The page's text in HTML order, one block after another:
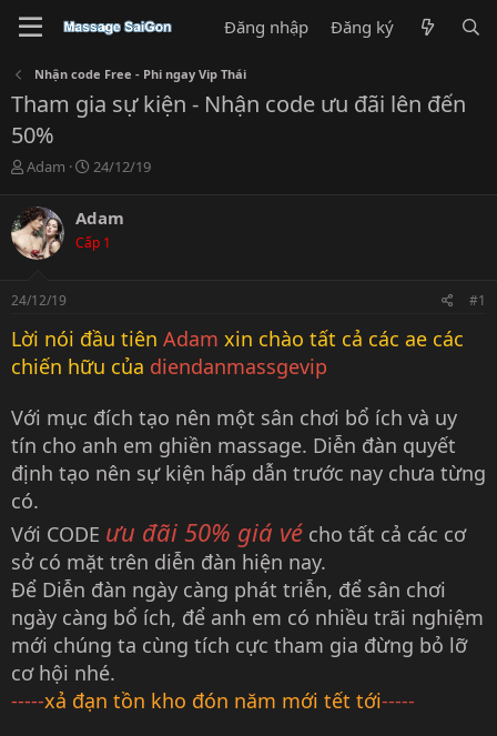
Đăng nhập Đăng ký
Nhận code Free - Phi ngay Vip Thái
Tham gia sự kiện - Nhận code ưu đãi lên đến
50%
T
e
a
d
t
r
t
r
Adam
N
y
g
24/12/19
Adam
Cấp 1
24/12/19 #1
Lời nói đầu tiên Adam xin chào tất cả các ae các
chiến hữu của diendanmassgevip
Với mục đích tạo nên một sân chơi bổ ích và uy
tín cho anh em ghiền massage. Diễn đàn quyết
định tạo nên sự kiện hấp dẫn trước nay chưa từng
có.
Với CODE ưu đãi 50% giá vé cho tất cả các cơ
sở có mặt trên diễn đàn hiện nay.
Để Diễn đàn ngày càng phát triễn, để sân chơi
ngày càng bổ ích, để anh em có nhiều trãi nghiệm
mới chúng ta cùng tích cực tham gia đừng bỏ lỡ
cơ hội nhé.
-----xả đạn tồn kho đón năm mới tết tới-----